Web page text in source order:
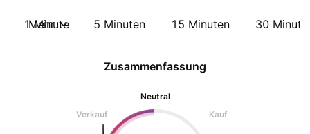
1 Minute 5 Minuten 15 Minuten 30
Mehr
Zusammenfassung
Neutral
Verkauf
Kauf